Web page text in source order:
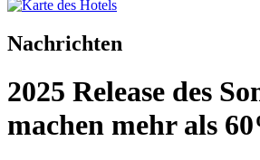
Nachrichten
2025 Release des
machen mehr als